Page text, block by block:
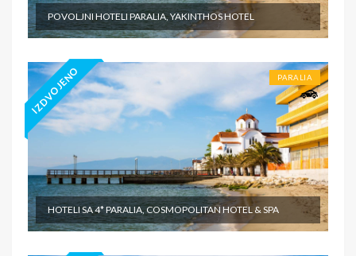
POVOLJNI HOTELI PARALIA, YAKINTHOS HOTEL
IZDVOJENO PARALIA
HOTELI SA 4* PARALIA, COSMOPOLITAN HOTEL & SPA